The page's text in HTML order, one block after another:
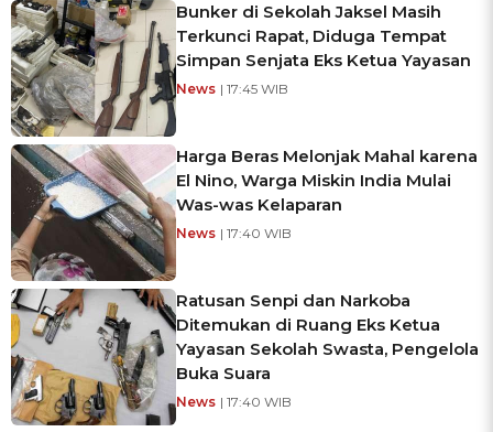
Bunker di Sekolah Jaksel Masih
Terkunci Rapat, Diduga Tempat
Simpan Senjata Eks Ketua Yayasan
News | 17:45 WIB
Harga Beras Melonjak Mahal karena
El Nino, Warga Miskin India Mulai
Was-was Kelaparan
News | 17:40 WIB
Ratusan Senpi dan Narkoba
Ditemukan di Ruang Eks Ketua
Yayasan Sekolah Swasta, Pengelola
Buka Suara
News | 17:40 WIB